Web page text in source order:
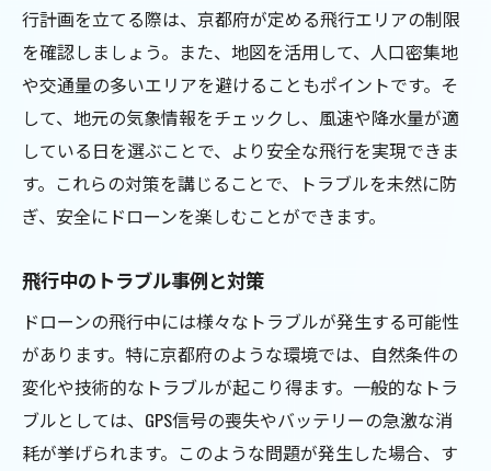
行計画を立てる際は、京都府が定める飛行エリアの制限
を確認しましょう。また、地図を活用して、人口密集地
や交通量の多いエリアを避けることもポイントです。そ
して、地元の気象情報をチェックし、風速や降水量が適
している日を選ぶことで、より安全な飛行を実現できま
す。これらの対策を講じることで、トラブルを未然に防
ぎ、安全にドローンを楽しむことができます。
飛行中のトラブル事例と対策
ドローンの飛行中には様々なトラブルが発生する可能性
があります。特に京都府のような環境では、自然条件の
変化や技術的なトラブルが起こり得ます。一般的なトラ
ブルとしては、GPS信号の喪失やバッテリーの急激な消
耗が挙げられます。このような問題が発生した場合、す